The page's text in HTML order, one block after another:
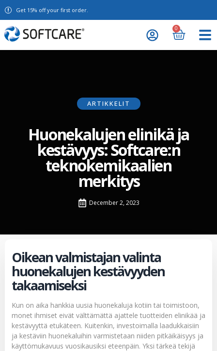
Get 15% off your first order.
0
ARTIKKELIT
Huonekalujen elinikä ja
kestävyys: Softcare:n
teknokemikaalien
merkitys
December 2, 2023
Oikean valmistajan valinta
huonekalujen kestävyyden
takaamiseksi
Kun on aika hankkia uusia huonekaluja kotiin tai toimistoon,
monet ihmiset eivät välttämättä ajattele tuotteiden elinikää ja
kestävyyttä etukäteen. Kuitenkin, investoimalla laadukkaisiin
ja kestäviin huonekaluihin varmistetaan niiden pitkäikäisyys ja
käyttömukavuus vuosikausiksi eteenpäin. Yksi tärkeä tekijä